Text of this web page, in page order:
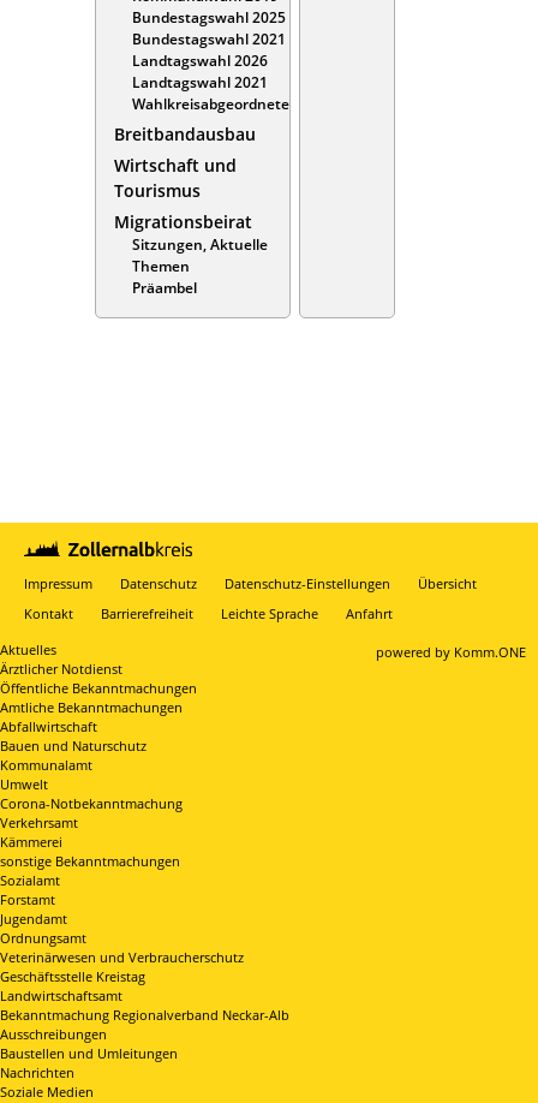
Bundestagswahl 2025
Bundestagswahl 2021
Landtagswahl 2026
Landtagswahl 2021
Wahlkreisabgeordnete
Breitbandausbau
Wirtschaft und
Tourismus
Migrationsbeirat
Sitzungen, Aktuelle
Themen
Präambel
Impressum Datenschutz Datenschutz-Einstellungen
Übersicht
Kontakt
Barrierefreiheit Leichte Sprache Anfahrt
powered by Komm.ONE
Aktuelles
Ärztlicher Notdienst
Öffentliche Bekanntmachungen
Amtliche Bekanntmachungen
Abfallwirtschaft
Bauen und Naturschutz
Kommunalamt
Umwelt
Corona-Notbekanntmachung
Verkehrsamt
Kämmerei
sonstige Bekanntmachungen
Sozialamt
Forstamt
Jugendamt
Ordnungsamt
Veterinärwesen und Verbraucherschutz
Geschäftsstelle Kreistag
Landwirtschaftsamt
Bekanntmachung Regionalverband Neckar-Alb
Ausschreibungen
Baustellen und Umleitungen
Nachrichten
Soziale Medien